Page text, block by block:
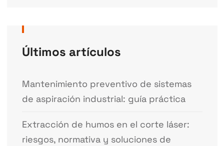
Últimos artículos
Mantenimiento preventivo de sistemas
de aspiración industrial: guía práctica
Extracción de humos en el corte láser:
riesgos, normativa y soluciones de